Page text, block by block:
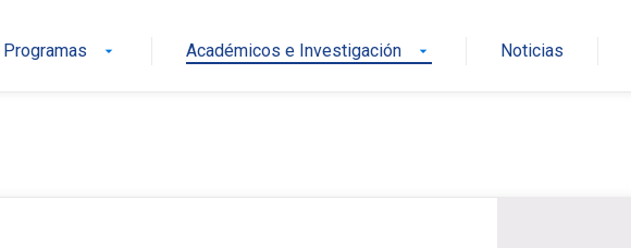
Programas arrow_drop_down Académicos e Investigación arrow_drop_down Noticias